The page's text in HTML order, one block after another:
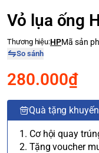
Vỏ lụa ống
Thương hiệu:HPMã sản
So sánh
280.000₫
Quà tặng
1. Cơ hội quay
2. Tặng voucher